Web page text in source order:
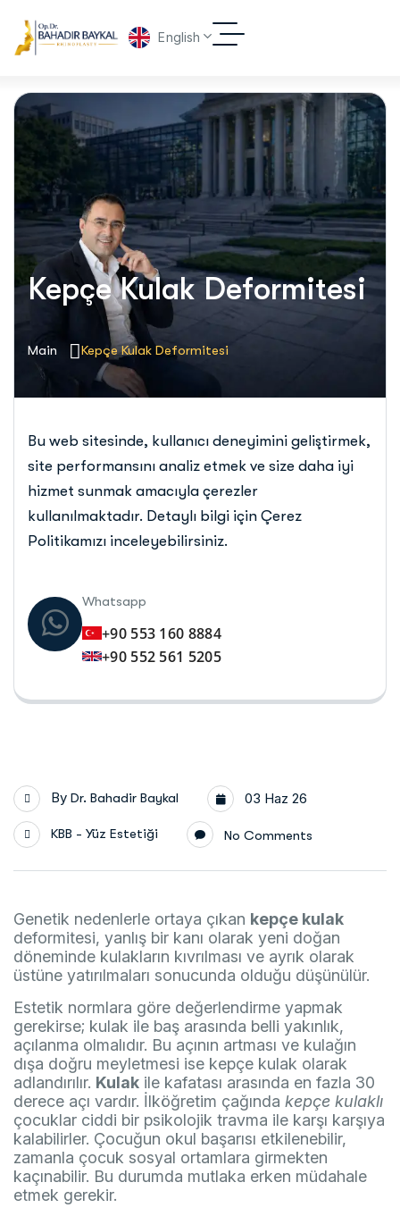
English
Kepçe Kulak Deformitesi
Main Kepçe Kulak Deformitesi
Bu web sitesinde, kullanıcı deneyimini geliştirmek,
site performansını analiz etmek ve size daha iyi
hizmet sunmak amacıyla çerezler
kullanılmaktadır. Detaylı bilgi için Çerez
Politikamızı inceleyebilirsiniz.
Whatsapp
+90 553 160 8884
+90 552 561 5205
By Dr. Bahadir Baykal 03 Haz 26
KBB - Yüz Estetiği No Comments
Genetik nedenlerle ortaya çıkan kepçe kulak
deformitesi, yanlış bir kanı olarak yeni doğan
döneminde kulakların kıvrılması ve ayrık olarak
üstüne yatırılmaları sonucunda olduğu düşünülür.
Estetik normlara göre değerlendirme yapmak
gerekirse; kulak ile baş arasında belli yakınlık,
açılanma olmalıdır. Bu açının artması ve kulağın
dışa doğru meyletmesi ise kepçe kulak olarak
adlandırılır. Kulak ile kafatası arasında en fazla 30
derece açı vardır. İlköğretim çağında kepçe kulaklı
çocuklar ciddi bir psikolojik travma ile karşı karşıya
kalabilirler. Çocuğun okul başarısı etkilenebilir,
zamanla çocuk sosyal ortamlara girmekten
kaçınabilir. Bu durumda mutlaka erken müdahale
etmek gerekir.